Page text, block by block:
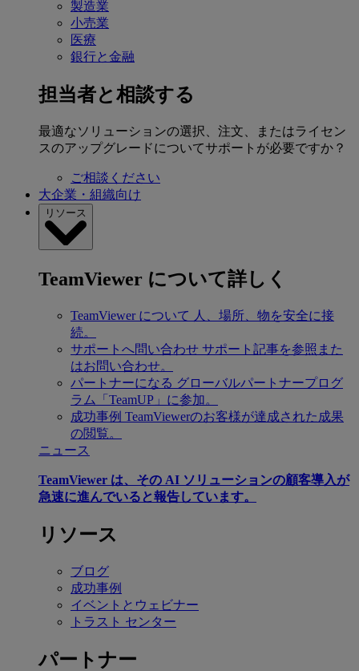
製造業
小売業
医療
銀行と金融
担当者と相談する
最適なソリューションの選択、注文、またはライセン
スのアップグレードについてサポートが必要ですか？
ご相談ください
大企業・組織向け
リソース
TeamViewer について詳しく
TeamViewer について 人、場所、物を安全に接
続。
サポートへ問い合わせ サポート記事を参照また
はお問い合わせ。
パートナーになる グローバルパートナープログ
ラム「TeamUP」に参加。
成功事例 TeamViewerのお客様が達成された成果
の閲覧。
ニュース
TeamViewer は、その AI ソリューションの顧客導入が
急速に進んでいると報告しています。
リソース
ブログ
成功事例
イベントとウェビナー
トラスト センター
パートナー